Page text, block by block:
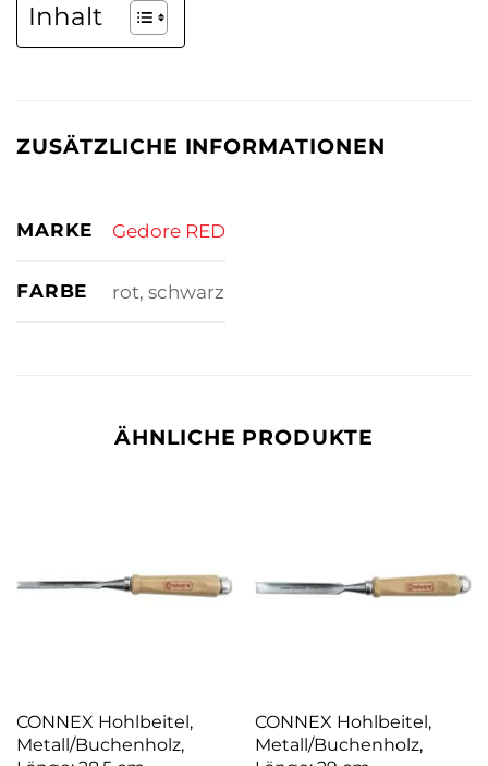
Inhalt
ZUSÄTZLICHE INFORMATIONEN
MARKE Gedore RED
FARBE rot, schwarz
ÄHNLICHE PRODUKTE
CONNEX Hohlbeitel,
Metall/Buchenholz,
CONNEX Hohlbeitel,
Metall/Buchenholz,